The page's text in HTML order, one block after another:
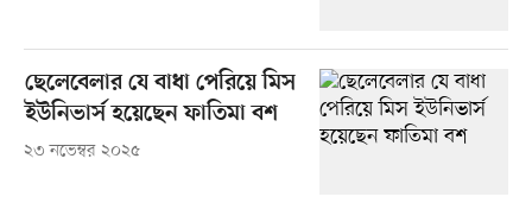
ছেলেবেলার যে বাধা পেরিয়ে মিস
ইউনিভার্স হয়েছেন ফাতিমা বশ‍
২৩ নভেম্বর ২০২৫